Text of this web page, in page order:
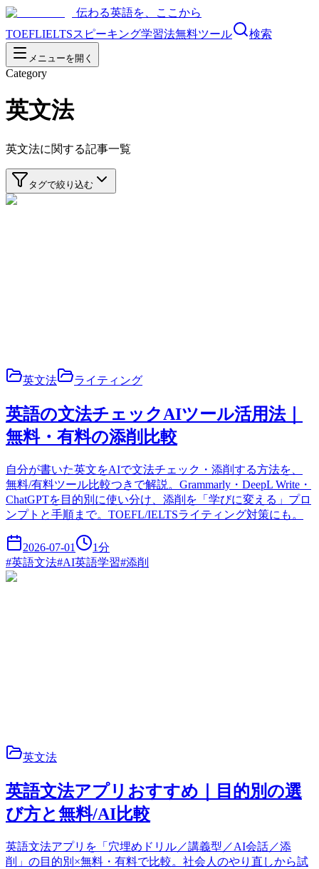
伝わる英語を、ここから
TOEFLIELTSスピーキング学習法無料ツール 検索
メニューを開く
Category
英文法
英文法に関する記事一覧
タグで絞り込む
英文法 ライティング
英語の文法チェックAIツール活用法｜
無料・有料の添削比較
自分が書いた英文をAIで文法チェック・添削する方法を、
無料/有料ツール比較つきで解説。Grammarly・DeepL Write・
ChatGPTを目的別に使い分け、添削を「学びに変える」プロ
ンプトと手順まで。TOEFL/IELTSライティング対策にも。
2026-07-01 1分
#英語文法#AI英語学習#添削
英文法
英語文法アプリおすすめ｜目的別の選
び方と無料/AI比較
英語文法アプリを「穴埋めドリル／講義型／AI会話／添
削」の目的別×無料・有料で比較。社会人のやり直しから試